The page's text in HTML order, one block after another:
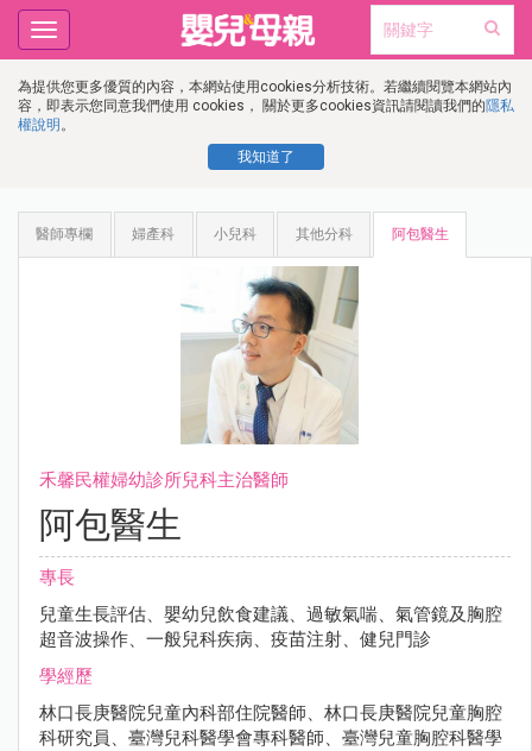
為提供您更多優質的內容，本網站使用cookies分析技術。若繼續閱覽本網站內
容，即表示您同意我們使用 cookies， 關於更多cookies資訊請閱讀我們的隱私
權說明 。
我知道了
Toggle
navigation
醫師專欄 婦產科 小兒科 其他分科 阿包醫生
禾馨民權婦幼診所兒科主治醫師
阿包醫生
專長
兒童生長評估、嬰幼兒飲食建議、過敏氣喘、氣管鏡及胸腔
超音波操作、一般兒科疾病、疫苗注射、健兒門診
學經歷
林口長庚醫院兒童內科部住院醫師、林口長庚醫院兒童胸腔
科研究員、臺灣兒科醫學會專科醫師、臺灣兒童胸腔科醫學